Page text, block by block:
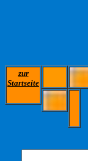
zur
Startseite